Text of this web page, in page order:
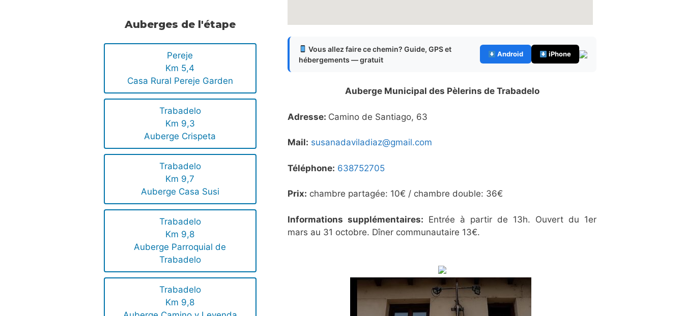
Auberges de l'étape
Pereje
Km 5,4
Casa Rural Pereje Garden
Trabadelo
Km 9,3
Auberge Crispeta
Trabadelo
Km 9,7
Auberge Casa Susi
Trabadelo
Km 9,8
Auberge Parroquial de
Trabadelo
Trabadelo
Km 9,8
Vous allez faire ce chemin? Guide, GPS et
hébergements — gratuit
Android iPhone
Auberge Municipal des Pèlerins de Trabadelo
Adresse: Camino de Santiago, 63
Mail: susanadaviladiaz@gmail.com
Téléphone: 638752705
Prix: chambre partagée: 10€ / chambre double: 36€
Informations supplémentaires: Entrée à partir de 13h. Ouvert du 1er
mars au 31 octobre. Dîner communautaire 13€.